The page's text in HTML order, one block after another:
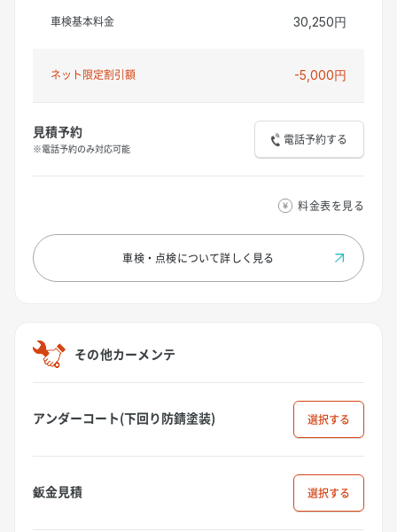
車検基本料金 30,250円
ネット限定割引額 -5,000円
見積予約
※電話予約のみ対応可能
電話予約する
料金表を見る
車検・点検について詳しく見る
その他カーメンテ
アンダーコート(下回り防錆塗装) 選択
鈑金見積 選択